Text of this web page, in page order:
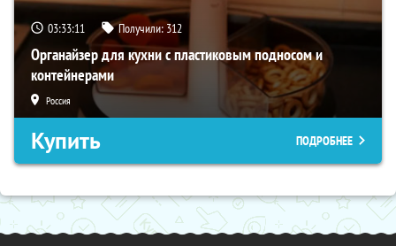
03:33:09 Получили: 312
Органайзер для кухни с пластиковым подносом и
контейнерами
Россия
Купить ПОДРОБНЕЕ